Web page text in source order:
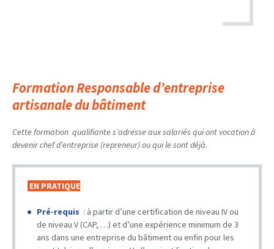
Formation Responsable d’entreprise
artisanale du bâtiment
Cette formation qualifiante s’adresse aux salariés qui ont vocation à
devenir chef d’entreprise (repreneur) ou qui le sont déjà.
EN PRATIQUE
Pré-requis : à partir d’une certification de niveau IV ou
de niveau V (CAP, …) et d’une expérience minimum de 3
ans dans une entreprise du bâtiment ou enfin pour les